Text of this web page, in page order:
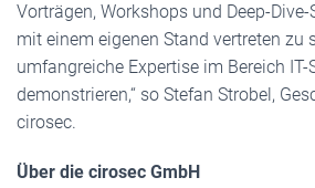
Vorträgen, Workshops und Deep-
mit einem eigenen Stand vertreten zu
umfangreiche Expertise im Bereich IT-
demonstrieren,“ so Stefan Strobel,
cirosec.
Über die cirosec GmbH